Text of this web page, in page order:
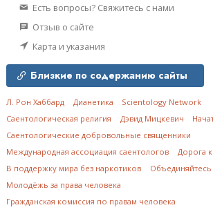
Есть вопросы? Свяжитесь с нами
Отзыв о сайте
Карта и указания
Близкие по содержанию сайты
Л. Рон Хаббард Дианетика
Scientology Network
Саентологическая религия
Дэвид Мицкевич
Саентологические добровольные священники
Международная ассоциация саентологов
Дорога
В поддержку мира без наркотиков
Объединяйтесь
Молодёжь за права человека
Гражданская комиссия по правам человека